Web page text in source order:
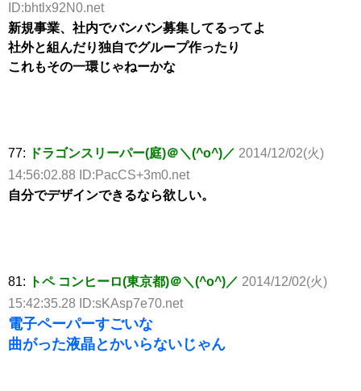
ID:bhtlx92N0.net
新規事業、社内でバンバン募集してるってよ
社外と組んだり独自でグループ作ったり
これもその一環じゃねーかな
77: ドラゴンスリーパー(庭)＠＼(^o^)／ 2014/12/02(火)
14:56:02.88 ID:PacCS+3m0.net
自分でデザインできるなら欲しい。
81: トペ コンヒーロ(東京都)＠＼(^o^)／ 2014/12/02(火)
15:42:35.28 ID:sKAsp7e70.net
電子ペーパーすごいな
曲がった液晶とかいらないじゃん